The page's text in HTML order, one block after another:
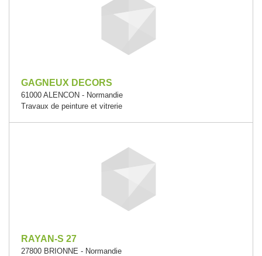
GAGNEUX DECORS
61000 ALENCON - Normandie
Travaux de peinture et vitrerie
RAYAN-S 27
27800 BRIONNE - Normandie